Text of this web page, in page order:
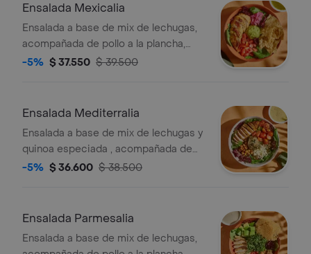
Ensalada Mexicalia
Ensalada a base de mix de lechugas,
acompañada de pollo a la plancha,
tomate chonto, cebolla encurtida con
con vinagreta de jalapeños.
-5% $ 37.550 $ 39.500
Ensalada Mediterralia
Ensalada a base de mix de lechugas y
quinoa especiada , acompañada de
pollo a la plancha, tomate cherry,
con vinagreta mediterránea.
-5% $ 36.600 $ 38.500
Ensalada Parmesalia
Ensalada a base de mix de lechugas,